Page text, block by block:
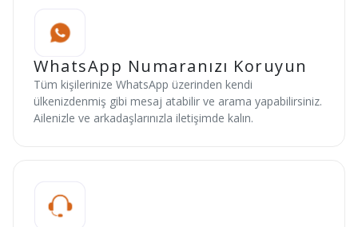
WhatsApp Numaranızı Koruyun
Tüm kişilerinize WhatsApp üzerinden kendi
ülkenizdenmiş gibi mesaj atabilir ve arama yapabilirsiniz.
Ailenizle ve arkadaşlarınızla iletişimde kalın.